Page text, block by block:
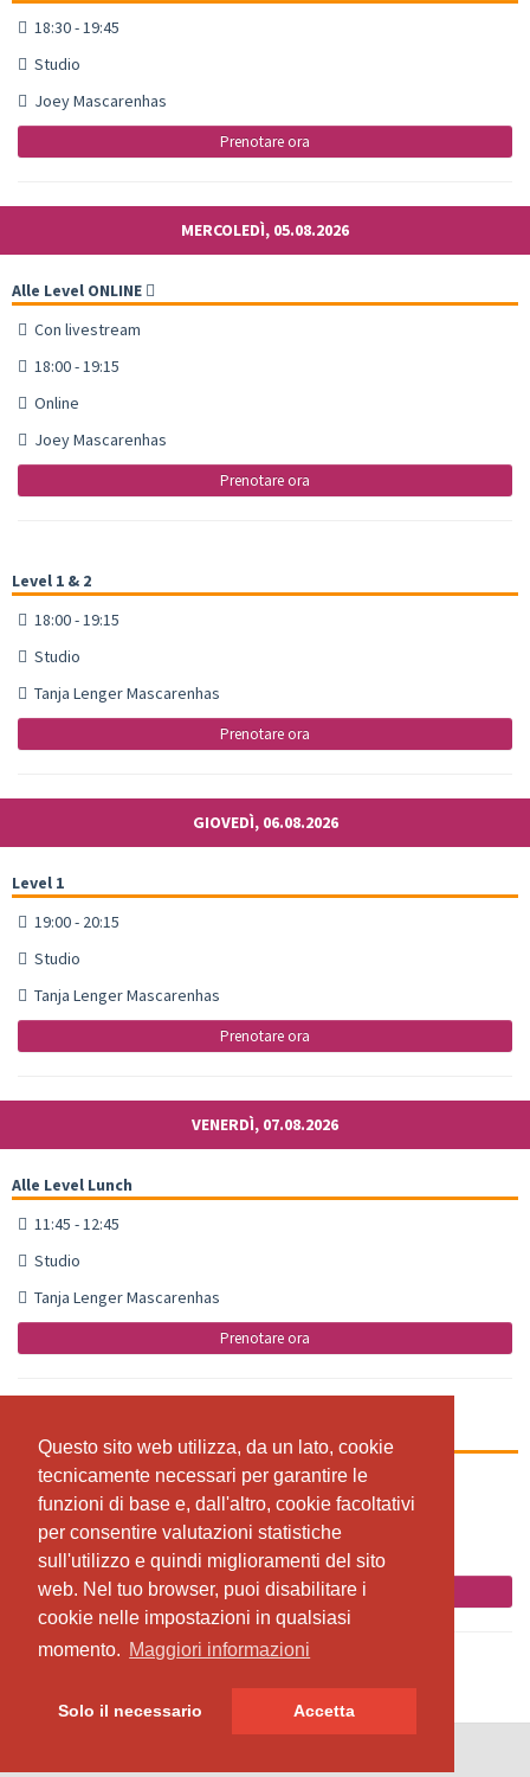
Questo sito web utilizza, da un lato, cookie
tecnicamente necessari per garantire le
funzioni di base e, dall'altro, cookie facoltativi
per consentire valutazioni statistiche
sull'utilizzo e quindi miglioramenti del sito
web. Nel tuo browser, puoi disabilitare i
cookie nelle impostazioni in qualsiasi
momento. Maggiori informazioni
Solo il necessario Accetta
Questo sito web utilizza, da un lato, cookie
tecnicamente necessari per garantire le
funzioni di base e, dall'altro, cookie facoltativi
per consentire valutazioni statistiche
sull'utilizzo e quindi miglioramenti del sito
web. Nel tuo browser, puoi disabilitare i
cookie nelle impostazioni in qualsiasi
momento. Maggiori informazioni
Solo il necessario Accetta
18:30 - 19:45
Studio
Joey Mascarenhas
Prenotare ora
MERCOLEDÌ, 05.08.2026
Alle Level ONLINE
Con livestream
18:00 - 19:15
Online
Joey Mascarenhas
Prenotare ora
Level 1 & 2
18:00 - 19:15
Studio
Tanja Lenger Mascarenhas
Prenotare ora
GIOVEDÌ, 06.08.2026
Level 1
19:00 - 20:15
Studio
Tanja Lenger Mascarenhas
Prenotare ora
VENERDÌ, 07.08.2026
Alle Level Lunch
11:45 - 12:45
Studio
Tanja Lenger Mascarenhas
Prenotare ora
Alle Level Abend
17:30 - 18:45
Studio
Joey Mascarenhas
Prenotare ora